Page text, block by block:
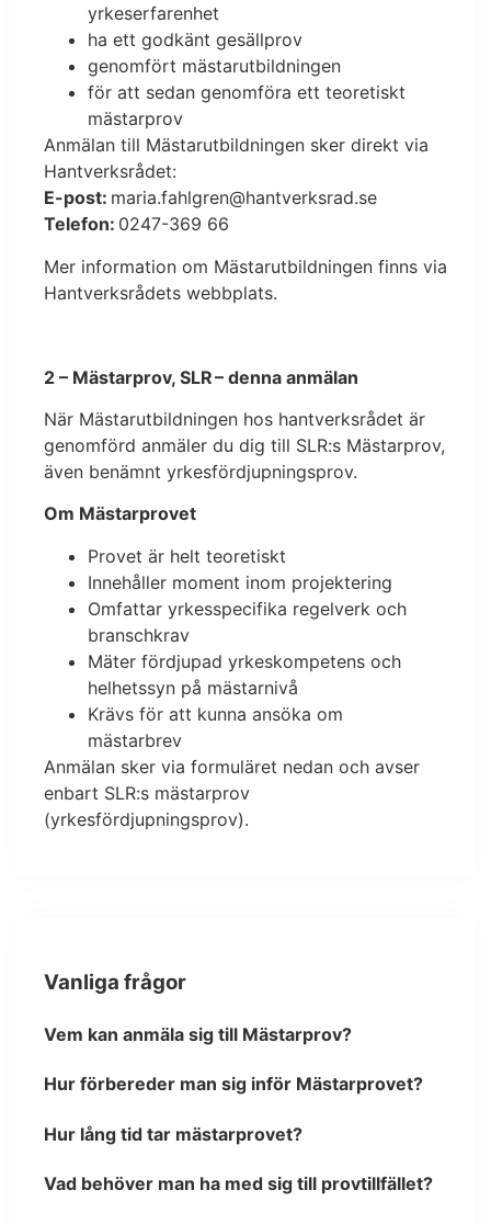
yrkeserfarenhet
ha ett godkänt gesällprov
genomfört mästarutbildningen
för att sedan genomföra ett teoretiskt
mästarprov
Anmälan till Mästarutbildningen sker direkt via
Hantverksrådet:
E-post: maria.fahlgren@hantverksrad.se
Telefon: 0247-369 66
Mer information om Mästarutbildningen finns via
Hantverksrådets webbplats.
2 – Mästarprov, SLR – denna anmälan
När Mästarutbildningen hos hantverksrådet är
genomförd anmäler du dig till SLR:s Mästarprov,
även benämnt yrkesfördjupningsprov.
Om Mästarprovet
Provet är helt teoretiskt
Innehåller moment inom projektering
Omfattar yrkesspecifika regelverk och
branschkrav
Mäter fördjupad yrkeskompetens och
helhetssyn på mästarnivå
Krävs för att kunna ansöka om
mästarbrev
Anmälan sker via formuläret nedan och avser
enbart SLR:s mästarprov
(yrkesfördjupningsprov).
Vanliga frågor
Vem kan anmäla sig till Mästarprov?
Hur förbereder man sig inför Mästarprovet?
Hur lång tid tar mästarprovet?
Vad behöver man ha med sig till provtillfället?